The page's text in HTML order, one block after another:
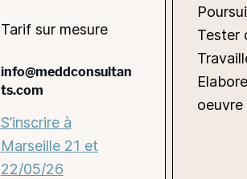
Tarif sur mesure
info@meddconsultan
ts.com
S’inscrire à
Marseille 21 et
22/05/26
Tester
oeuvre